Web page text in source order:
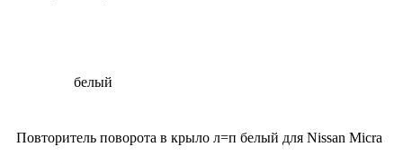
Повторитель поворота в крыло л=п белый для Nissan Micra